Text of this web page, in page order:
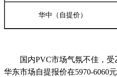
华中（自提价）
国内PVC市场气氛不佳，受乙
华东市场自提报价在5970-6060